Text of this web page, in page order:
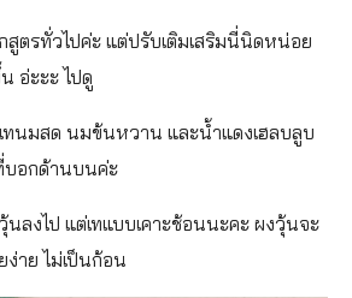
สูตรทั่วไปค่ะ แต่ปรับเติมเสริมนี่นิดหน่อย
อ่ะะะ ไปดู
ทนมสด นมข้นหวาน และน้ำแดงเฮลบลูบ
อกด้านบนค่ะ
นลงไป แต่เทแบบเคาะช้อนนะคะ ผงวุ้นจะ
ง่าย ไม่เป็นก้อน